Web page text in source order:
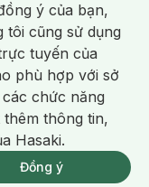
Phí 2H.
tặng 100K)
Hơi/Nước Rửa Tay
Chải Điện/
Nước Súc Miệng
/Dưỡng Vùng Kín/
Cạo Râu Dao Cạo Râu/
/ Da Mụn/
Nhang/
Mặt/Máy Chăm Sóc Da
ý của bạn,
tôi cũng sử dụng
tuyến của
phù hợp với sở
chức năng
thông tin,
Hasaki.
Đồng ý